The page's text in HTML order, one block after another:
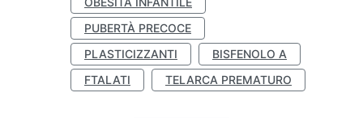
PUBERTÀ PRECOCE
PLASTICIZZANTI
BISFENOLO A
FTALATI
TELARCA PREMATURO